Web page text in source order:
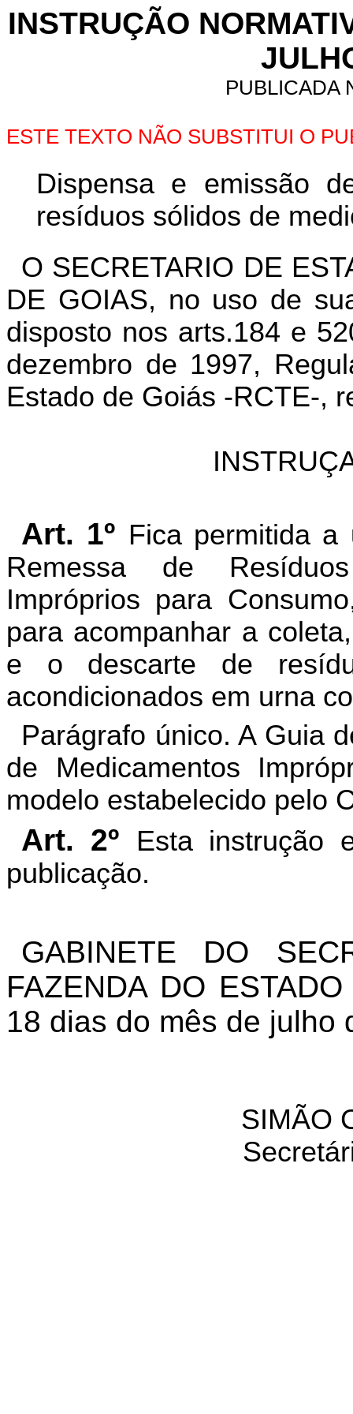
INSTRUÇÃO
PUBLICADA
ESTE TEXTO NÃO SUBSTITUI O
Dispensa e emissão
resíduos sólidos de
O SECRETARIO DE
DE GOIAS, no uso de
disposto nos arts.184 e
dezembro de 1997,
Estado de Goiás -RCTE-,
Art. 1º Fica permitida a
Remessa de
Impróprios para
para acompanhar a
e o descarte de
acondicionados em urna
Parágrafo único. A Guia
de Medicamentos
modelo estabelecido pelo
Art. 2º
Esta instrução
publicação.
GABINETE DO
FAZENDA DO
18 dias do mês de julho
SIMÃO